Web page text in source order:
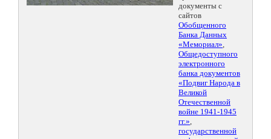
документы с
сайтов
Обобщенного
Банка Данных
«Мемориал»,
Общедоступного
электронного
банка документов
«Подвиг Народа в
Великой
Отечественной
войне 1941-1945
гг.»,
государственной